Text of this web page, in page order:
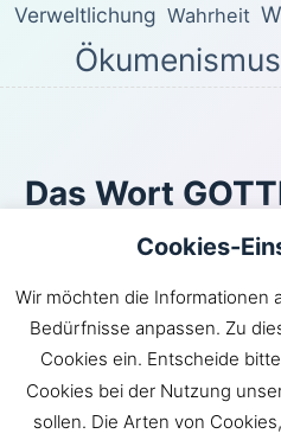
Verweltlichung Wahrheit
Ökumenismus
Das Wort
heutigen
Für die Freiheit hat Christus
nun fest und lasst euch nicht
Sklaverei
Inhaltsverzeichnis|
Bibelübersetzungen|
Cookies-
Wir möchten die Informationen
Bedürfnisse anpassen. Zu
Cookies ein. Entscheide
Cookies bei der Nutzung
sollen. Die Arten von